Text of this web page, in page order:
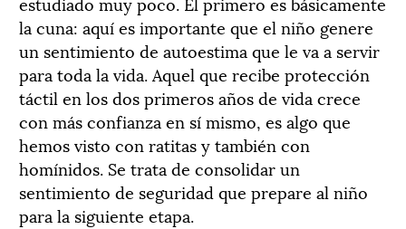
la cuna: aquí es importante que el niño genere
un sentimiento de autoestima que le va a servir
para toda la vida. Aquel que recibe protección
táctil en los dos primeros años de vida crece
con más confianza en sí mismo, es algo que
hemos visto con ratitas y también con
homínidos. Se trata de consolidar un
sentimiento de seguridad que prepare al niño
para la siguiente etapa.